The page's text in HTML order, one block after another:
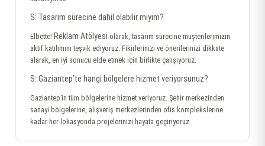
S: Tasarım sürecine dahil olabilir miyim?
Elbette! Reklam Atölyesi olarak, tasarım sürecine müşterilerimizin
aktif katılımını teşvik ediyoruz. Fikirlerinizi ve önerilerinizi dikkate
alarak, en iyi sonucu elde etmek için birlikte çalışıyoruz.
S: Gaziantep’te hangi bölgelere hizmet veriyorsunuz?
Gaziantep’in tüm bölgelerine hizmet veriyoruz. Şehir merkezinden
sanayi bölgelerine, alışveriş merkezlerinden ofis komplekslerine
kadar her lokasyonda projelerinizi hayata geçiriyoruz.